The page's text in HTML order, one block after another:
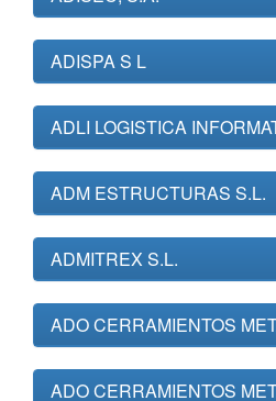
ADISPA S L
ADLI LOGISTICA
ADM ESTRUCTURAS S.L.
ADMITREX S.L.
ADO CERRAMIENTOS
ADO CERRAMIENTOS